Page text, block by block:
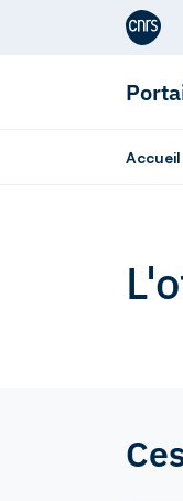
Aller au contenu
Accueil